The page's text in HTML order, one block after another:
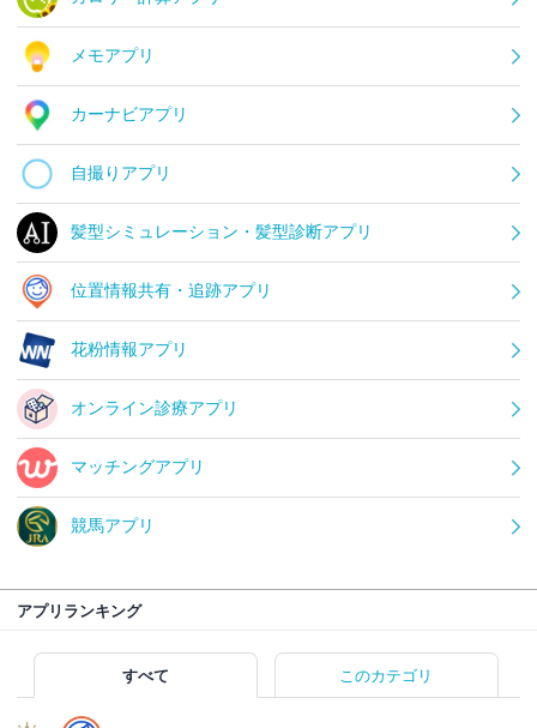
メモアプリ
カーナビアプリ
自撮りアプリ
髪型シミュレーション・髪型診断アプリ
位置情報共有・追跡アプリ
花粉情報アプリ
オンライン診療アプリ
マッチングアプリ
競馬アプリ
アプリランキング
すべて このカテゴリ